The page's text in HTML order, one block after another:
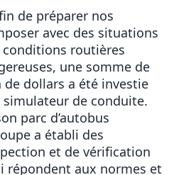
de préparer nos
avec des situations
conditions routières
une somme de
dollars a été investie
simulateur de conduite.
parc d’autobus
a établi des
et de vérification
répondent aux normes et